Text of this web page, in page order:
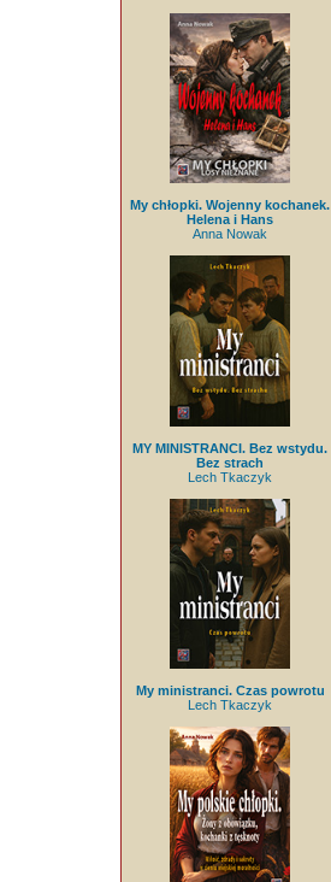
My chłopki. Wojenny kochanek.
Helena i Hans
Anna Nowak
MY MINISTRANCI. Bez wstydu.
Bez strach
Lech Tkaczyk
My ministranci. Czas powrotu
Lech Tkaczyk